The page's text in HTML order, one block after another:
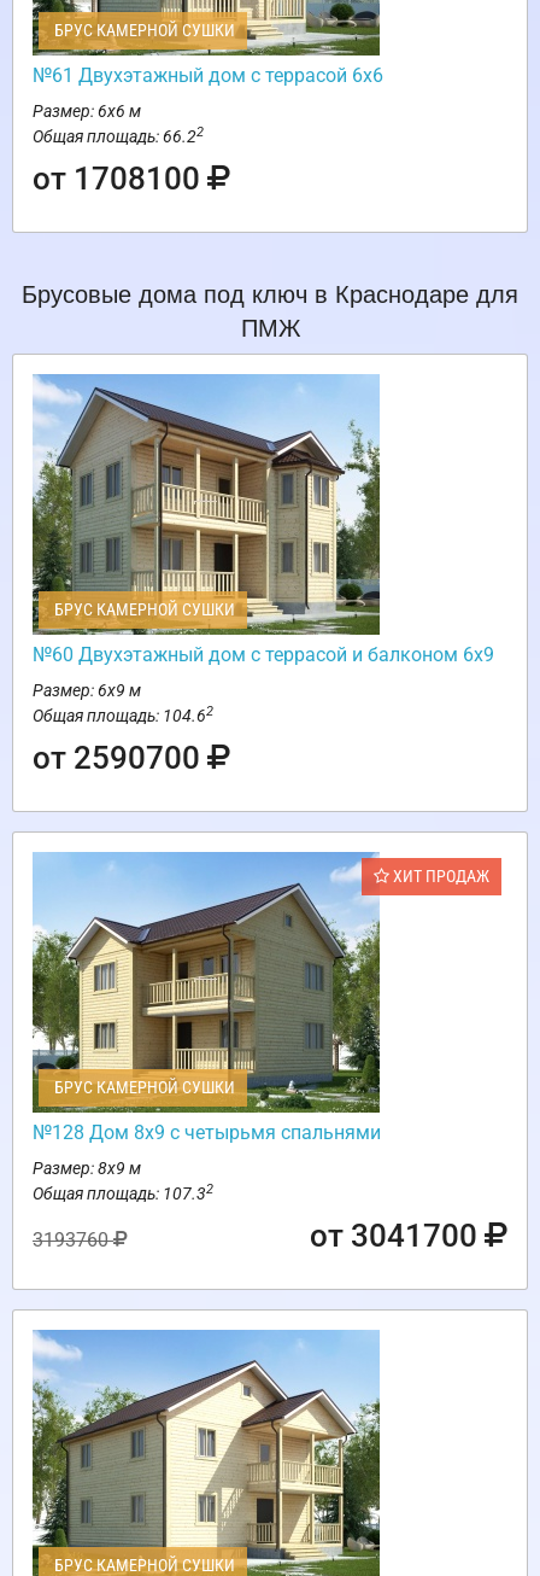
БРУС КАМЕРНОЙ СУШКИ
№61 Двухэтажный дом с террасой 6х6
Размер: 6х6 м
Общая площадь: 66.22
от 1708100
Брусовые дома под ключ в Краснодаре для
ПМЖ
БРУС КАМЕРНОЙ СУШКИ
№60 Двухэтажный дом с террасой и балконом 6х9
Размер: 6х9 м
Общая площадь: 104.62
от 2590700
ХИТ ПРОДАЖ
БРУС КАМЕРНОЙ СУШКИ
№128 Дом 8х9 с четырьмя спальнями
Размер: 8х9 м
Общая площадь: 107.32
3193760 от 3041700
БРУС КАМЕРНОЙ СУШКИ